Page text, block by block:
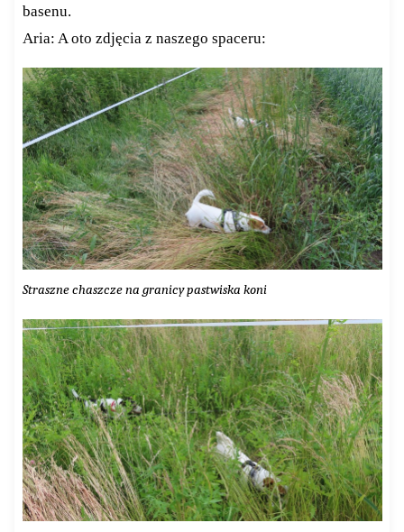
basenu.
Aria: A oto zdjęcia z naszego spaceru:
Straszne chaszcze na granicy pastwiska koni